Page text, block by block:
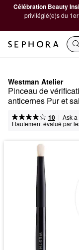
Célébration Beauty
privilégié(e)s du
Westman Atelier
Pinceau de
anticernes Pur et
10 | Ask
Hautement évalué par